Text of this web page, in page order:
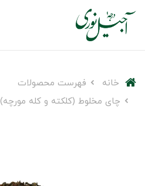
خانه
فهرست محصولات
چای مخلوط (کلکته و کله مورچه)